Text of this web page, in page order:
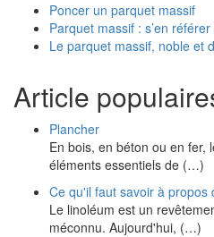
Poncer un parquet massif
Parquet massif : s’en
Le parquet massif, noble et
Article
Plancher
En bois, en béton ou en fer,
éléments essentiels de (…)
Ce qu'il faut savoir à propos
Le linoléum est un
méconnu. Aujourd'hui, (…)